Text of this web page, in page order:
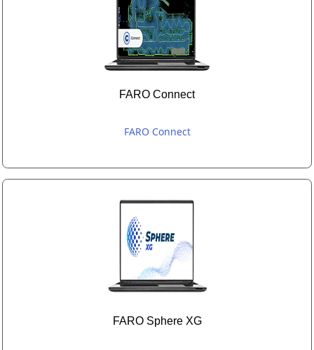
FARO Connect
FARO Connect
FARO Sphere XG